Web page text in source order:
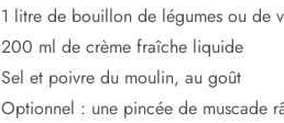
1 litre de bouillon de légumes ou de
200 ml de crème fraîche liquide
Sel et poivre du moulin, au goût
Optionnel : une pincée de muscade